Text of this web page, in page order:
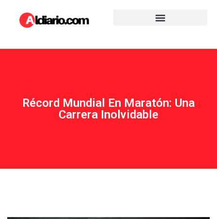
Récord Mundial En Maratón: Una
Carrera Inolvidable